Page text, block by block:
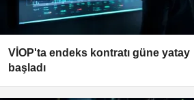
VİOP'ta endeks kontratı güne yatay
başladı